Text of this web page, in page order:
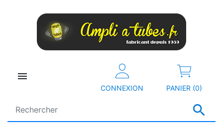


CONNEXION PANIER (0)